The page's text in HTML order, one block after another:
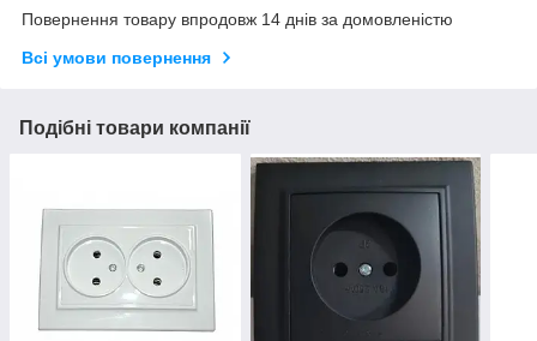
Повернення товару впродовж 14 днів за домовленістю
Всі умови повернення
Подібні товари компанії